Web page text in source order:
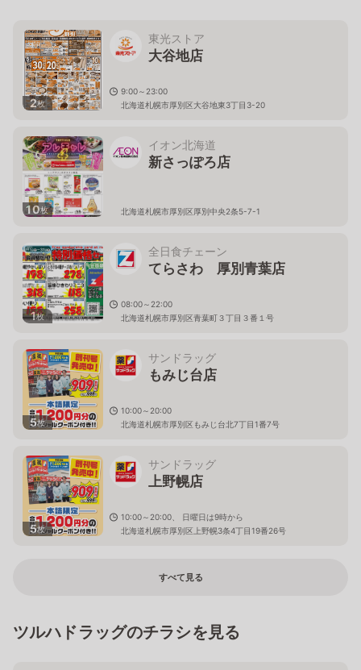
2枚
東光ストア
大谷地店
9:00～23:00
北海道札幌市厚別区大谷地東3丁目3-20
10枚
イオン北海道
新さっぽろ店
北海道札幌市厚別区厚別中央2条5-7-1
1枚
全日食チェーン
てらさわ 厚別青葉店
08:00～22:00
北海道札幌市厚別区青葉町３丁目３番１号
5枚
サンドラッグ
もみじ台店
10:00～20:00
北海道札幌市厚別区もみじ台北7丁目1番7号
5枚
サンドラッグ
上野幌店
10:00～20:00、 日曜日は9時から
北海道札幌市厚別区上野幌3条4丁目19番26号
すべて見る
ツルハドラッグのチラシを見る